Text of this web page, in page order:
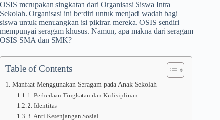
OSIS merupakan singkatan dari Organisasi Siswa Intra
Sekolah. Organisasi ini berdiri untuk menjadi wadah bagi
siswa untuk menuangkan isi pikiran mereka. OSIS sendiri
mempunyai seragam khusus. Namun, apa makna dari seragam
OSIS SMA dan SMK?
Table of Contents
Manfaat Menggunakan Seragam pada Anak Sekolah
1. Perbedaan Tingkatan dan Kedisiplinan
2. Identitas
3. Anti Kesenjangan Sosial